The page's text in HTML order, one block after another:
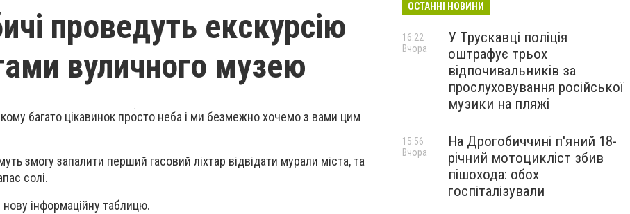
проведуть екскурсію
вуличного музею
багато цікавинок просто неба і ми безмежно хочемо з вами цим
змогу запалити перший гасовий ліхтар відвідати мурали міста, та
солі.
інформаційну таблицю.
ОСТАННІ НОВИНИ
У Трускавці поліція
оштрафує трьох
відпочивальників за
прослуховування російської
музики на пляжі
16:22
Вчора
На Дрогобиччині п'яний 18-
річний мотоцикліст збив
пішохода: обох
госпіталізували
15:56
Вчора